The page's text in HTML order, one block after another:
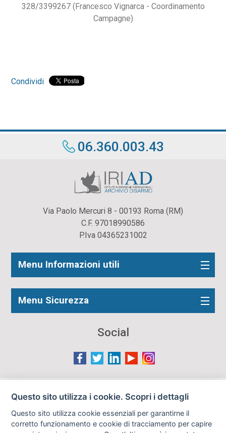
328/3399267 (Francesco Vignarca - Coordinamento
Campagne)
Condividi
06.360.003.43
Via Paolo Mercuri 8 - 00193 Roma (RM)
C.F. 97018990586
P.Iva 04365231002
Menu Informazioni utili
Menu Sicurezza
Social
Le immagini presenti nel sito sono in parte reperite da
gli autori o i soggetti ritratti fossero contrari al loro utilizzo
in questa sede, l'Istituto, ove opportuno, provvederà a
Questo sito utilizza i cookie. Scopri i dettagli
Questo sito utilizza cookie essenziali per garantirne il
corretto funzionamento e cookie di tracciamento per capire